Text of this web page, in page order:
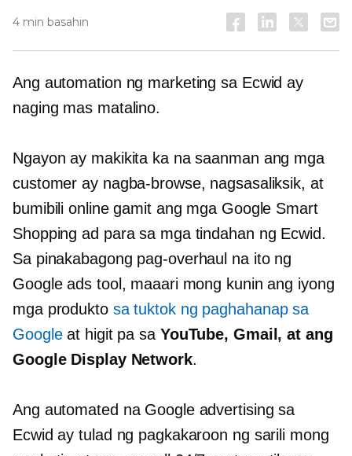
4 min basahin
Ang automation ng marketing sa Ecwid ay
naging mas matalino.
Ngayon ay makikita ka na saanman ang mga
customer ay nagba-browse, nagsasaliksik, at
bumibili online gamit ang mga Google Smart
Shopping ad para sa mga tindahan ng Ecwid.
Sa pinakabagong pag-overhaul na ito ng
Google ads tool, maaari mong kunin ang iyong
mga produkto sa tuktok ng paghahanap sa
Googleat higit pa sa YouTube, Gmail, at ang
Google Display Network.
Ang automated na Google advertising sa
Ecwid ay tulad ng pagkakaroon ng sarili mong